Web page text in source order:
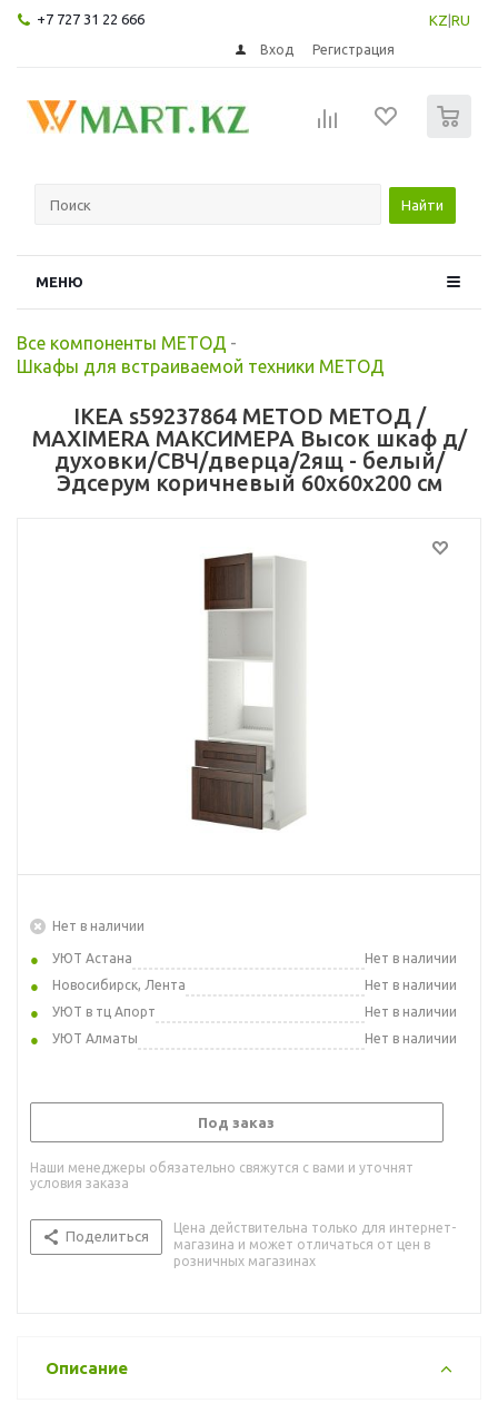
+7 727 31 22 666 KZ RU
Вход Регистрация
Найти
МЕНЮ
Все компоненты МЕТОД -
Шкафы для встраиваемой техники МЕТОД
IKEA s59237864 METOD МЕТОД /
MAXIMERA МАКСИМЕРА Высок шкаф д/
духовки/СВЧ/дверца/2ящ - белый/
Эдсерум коричневый 60x60x200 см
Нет в наличии
УЮТ Астана
Нет в наличии
Новосибирск, Лента
Нет в наличии
УЮТ в тц Апорт
Нет в наличии
УЮТ Алматы
Нет в наличии
Под заказ
Наши менеджеры обязательно свяжутся с вами и уточнят
условия заказа
Поделиться
Цена действительна только для интернет-
магазина и может отличаться от цен в
розничных магазинах
Описание